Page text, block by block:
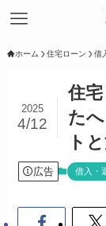
ホーム 住宅ローン 借
住
た
ト
2025
4/12
広告 借入・